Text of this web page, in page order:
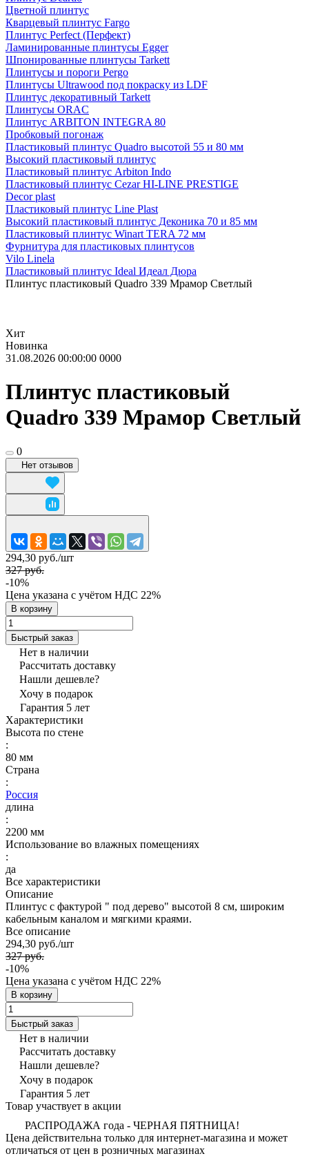
Цветной плинтус
Кварцевый плинтус Fargo
Плинтус Perfect (Перфект)
Ламинированные плинтусы Egger
Шпонированные плинтусы Tarkett
Плинтусы и пороги Pergo
Плинтусы Ultrawood под покраску из LDF
Плинтус декоративный Tarkett
Плинтусы ORAC
Плинтус ARBITON INTEGRA 80
Пробковый погонаж
Пластиковый плинтус Quadro высотой 55 и 80 мм
Высокий пластиковый плинтус
Пластиковый плинтус Arbiton Indo
Пластиковый плинтус Cezar HI-LINE PRESTIGE
Decor plast
Пластиковый плинтус Line Plast
Высокий пластиковый плинтус Деконика 70 и 85 мм
Пластиковый плинтус Winart TERA 72 мм
Фурнитура для пластиковых плинтусов
Vilo Linela
Пластиковый плинтус Ideal Идеал Дюра
Плинтус пластиковый Quadro 339 Мрамор Светлый
Хит
Новинка
31.08.2026 00:00:00 0000
Плинтус пластиковый
Quadro 339 Мрамор Светлый
0
Нет отзывов
294,30 руб./шт
327 руб.
-10%
Цена указана с учётом НДС 22%
В корзину
Быстрый заказ
Нет в наличии
Рассчитать доставку
Нашли дешевле?
Хочу в подарок
Гарантия 5 лет
Характеристики
Высота по стене
:
80 мм
Страна
:
Россия
длина
:
2200 мм
Использование во влажных помещениях
:
да
Все характеристики
Описание
Плинтус с фактурой " под дерево" высотой 8 см, широким
кабельным каналом и мягкими краями.
Все описание
294,30 руб./шт
327 руб.
-10%
Цена указана с учётом НДС 22%
В корзину
Быстрый заказ
Нет в наличии
Рассчитать доставку
Нашли дешевле?
Хочу в подарок
Гарантия 5 лет
Товар участвует в акции
РАСПРОДАЖА года - ЧЕРНАЯ ПЯТНИЦА!
Цена действительна только для интернет-магазина и может
отличаться от цен в розничных магазинах